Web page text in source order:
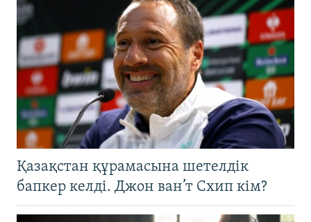
Қазақстан құрамасына шетелдік
бапкер келді. Джон ван’т Схип кім?